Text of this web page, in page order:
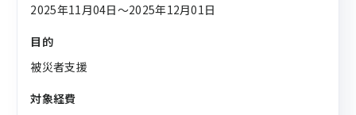
2025年11月04日〜2025年12月01日
目的
被災者支援
対象経費